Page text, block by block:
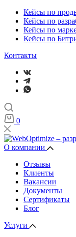
Кейсы по
Кейсы по
Кейсы по
Кейсы по
Контакты
0
О компании
Отзывы
Клиенты
Вакансии
Документы
Сертификаты
Блог
Услуги